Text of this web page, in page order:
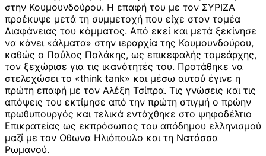
στην Κουμουνδούρου. Η επαφή του με τον ΣΥΡΙΖΑ
προέκυψε μετά τη συμμετοχή που είχε στον τομέα
Διαφάνειας του κόμματος. Από εκεί και μετά ξεκίνησε
να κάνει «άλματα» στην ιεραρχία της Κουμουνδούρου,
καθώς ο Παύλος Πολάκης, ως επικεφαλής τομεάρχης,
τον ξεχώρισε για τις ικανότητές του. Προτάθηκε να
στελεχώσει το «think tank» και μέσω αυτού έγινε η
πρώτη επαφή με τον Αλέξη Τσίπρα. Τις γνώσεις και τις
απόψεις του εκτίμησε από την πρώτη στιγμή ο πρώην
πρωθυπουργός και τελικά εντάχθηκε στο ψηφοδέλτιο
Επικρατείας ως εκπρόσωπος του απόδημου ελληνισμού
μαζί με τον Οθωνα Ηλιόπουλο και τη Νατάσσα
Ρωμανού.